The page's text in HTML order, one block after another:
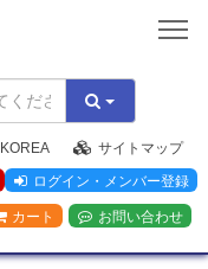
KOREA
サイトマップ
ログイン・メンバー登録
カート お問い合わせ